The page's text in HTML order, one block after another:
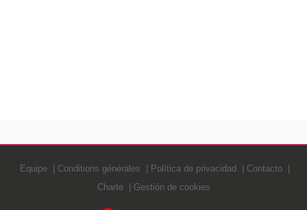
Equipe Conditions générales Política de privacidad
Contacto
Charte
Gestión de cookies